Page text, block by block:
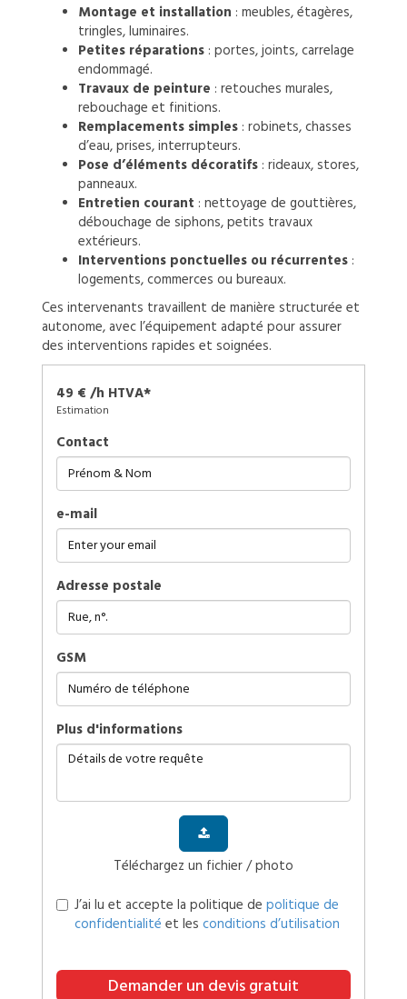
Montage et installation : meubles, étagères,
tringles, luminaires.
Petites réparations: portes, joints, carrelage
endommagé.
Travaux de peinture : retouches murales,
rebouchage et finitions.
Remplacements simples: robinets, chasses
d’eau, prises, interrupteurs.
Pose d’éléments décoratifs: rideaux, stores,
panneaux.
Entretien courant : nettoyage de gouttières,
débouchage de siphons, petits travaux
extérieurs.
Interventions ponctuelles ou récurrentes:
logements, commerces ou bureaux.
Ces intervenants travaillent de manière structurée et
autonome, avec l’équipement adapté pour assurer
des interventions rapides et soignées.
49 € /h HTVA*
Estimation
Contact
e-mail
Adresse postale
GSM
plus d'informations
Téléchargez un fichier / photo
J’ai lu et accepte la politique de politique de
confidentialité et les conditions d’utilisation
Demander un devis gratuit